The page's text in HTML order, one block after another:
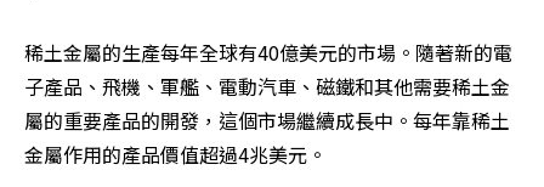
稀土金屬的生產每年全球有40億美元的市場。隨著新的電
子產品、飛機、軍艦、電動汽車、磁鐵和其他需要稀土金
屬的重要產品的開發，這個市場繼續成長中。每年靠稀土
金屬作用的產品價值超過4兆美元。